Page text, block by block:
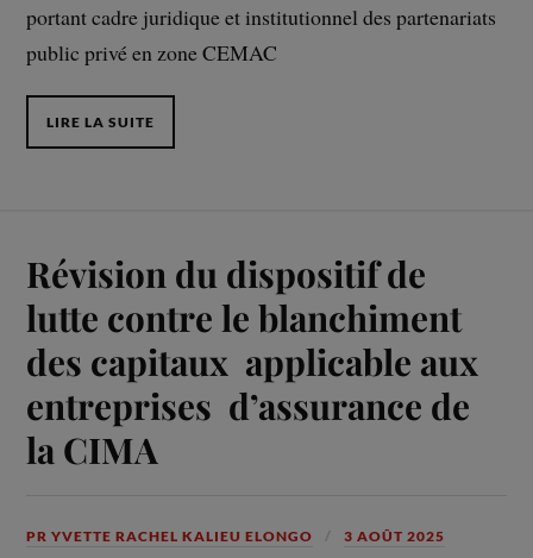
portant cadre juridique et institutionnel des partenariats
public privé en zone CEMAC
LIRE LA SUITE
Révision du dispositif de
lutte contre le blanchiment
des capitaux applicable aux
entreprises d’assurance de
la CIMA
PR YVETTE RACHEL KALIEU ELONGO 3 AOÛT 2025